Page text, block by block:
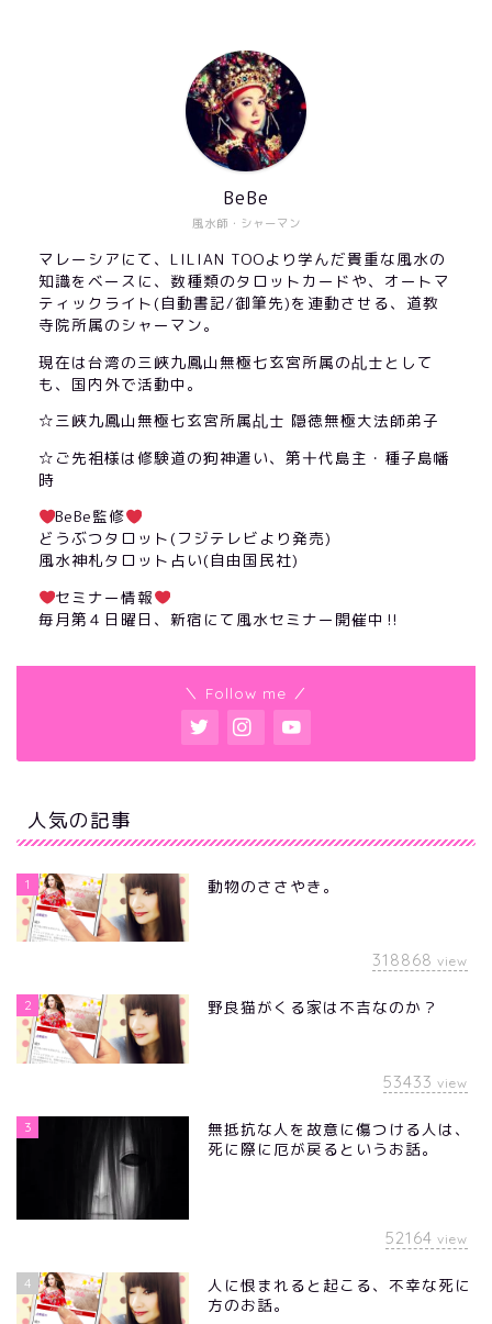
風水師・シャーマン
BeBe
マレーシアにて、LILIAN TOOより学んだ貴重な風水の
知識をベースに、数種類のタロットカードや、オートマ
ティックライト(自動書記/御筆先)を連動させる、道教
寺院所属のシャーマン。
現在は台湾の三峽九鳳山無極七玄宮所属の乩士として
も、国内外で活動中。
☆三峽九鳳山無極七玄宮所属乩士 隠徳無極大法師弟子
☆ご先祖様は修験道の狗神遣い、第十代島主・種子島幡
時
BeBe監修
どうぶつタロット(フジテレビより発売)
風水神札タロット占い(自由国民社)
セミナー情報
毎月第４日曜日、新宿にて風水セミナー開催中‼︎
＼ Follow me ／
人気の記事
1 動物のささやき。
318868 view
2 野良猫がくる家は不吉なのか？
53433 view
3
無抵抗な人を故意に傷つける人は、
死に際に厄が戻るというお話。
52164 view
4
人に恨まれると起こる、不幸な死に
方のお話。